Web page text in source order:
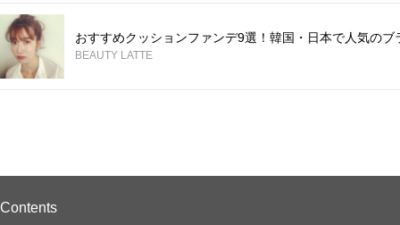
おすすめクッションファンデ9選！韓国・日本で人気のブ
BEAUTY LATTE
Contents